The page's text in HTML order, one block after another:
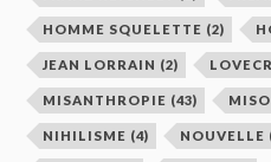
HOMME SQUELETTE (2)
JEAN LORRAIN (2)
MISANTHROPIE (43)
NIHILISME (4) NOUVELLE